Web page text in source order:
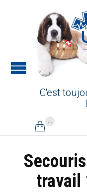
C'est

travail